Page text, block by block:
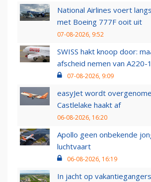
National Airlines voert
met Boeing 777F ooit uit
07-08-2026, 9:52
SWISS hakt knoop door:
afscheid nemen van
07-08-2026, 9:09
easyJet wordt
Castlelake haakt af
06-08-2026, 16:20
Apollo geen onbekende
luchtvaart
06-08-2026, 16:19
In jacht op